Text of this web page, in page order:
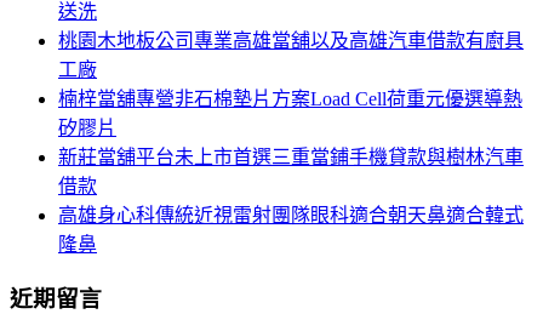
送洗
桃園木地板公司專業高雄當舖以及高雄汽車借款有廚具
工廠
楠梓當舖專營非石棉墊片方案Load Cell荷重元優選導熱
矽膠片
新莊當舖平台未上市首選三重當鋪手機貸款與樹林汽車
借款
高雄身心科傳統近視雷射團隊眼科適合朝天鼻適合韓式
隆鼻
近期留言